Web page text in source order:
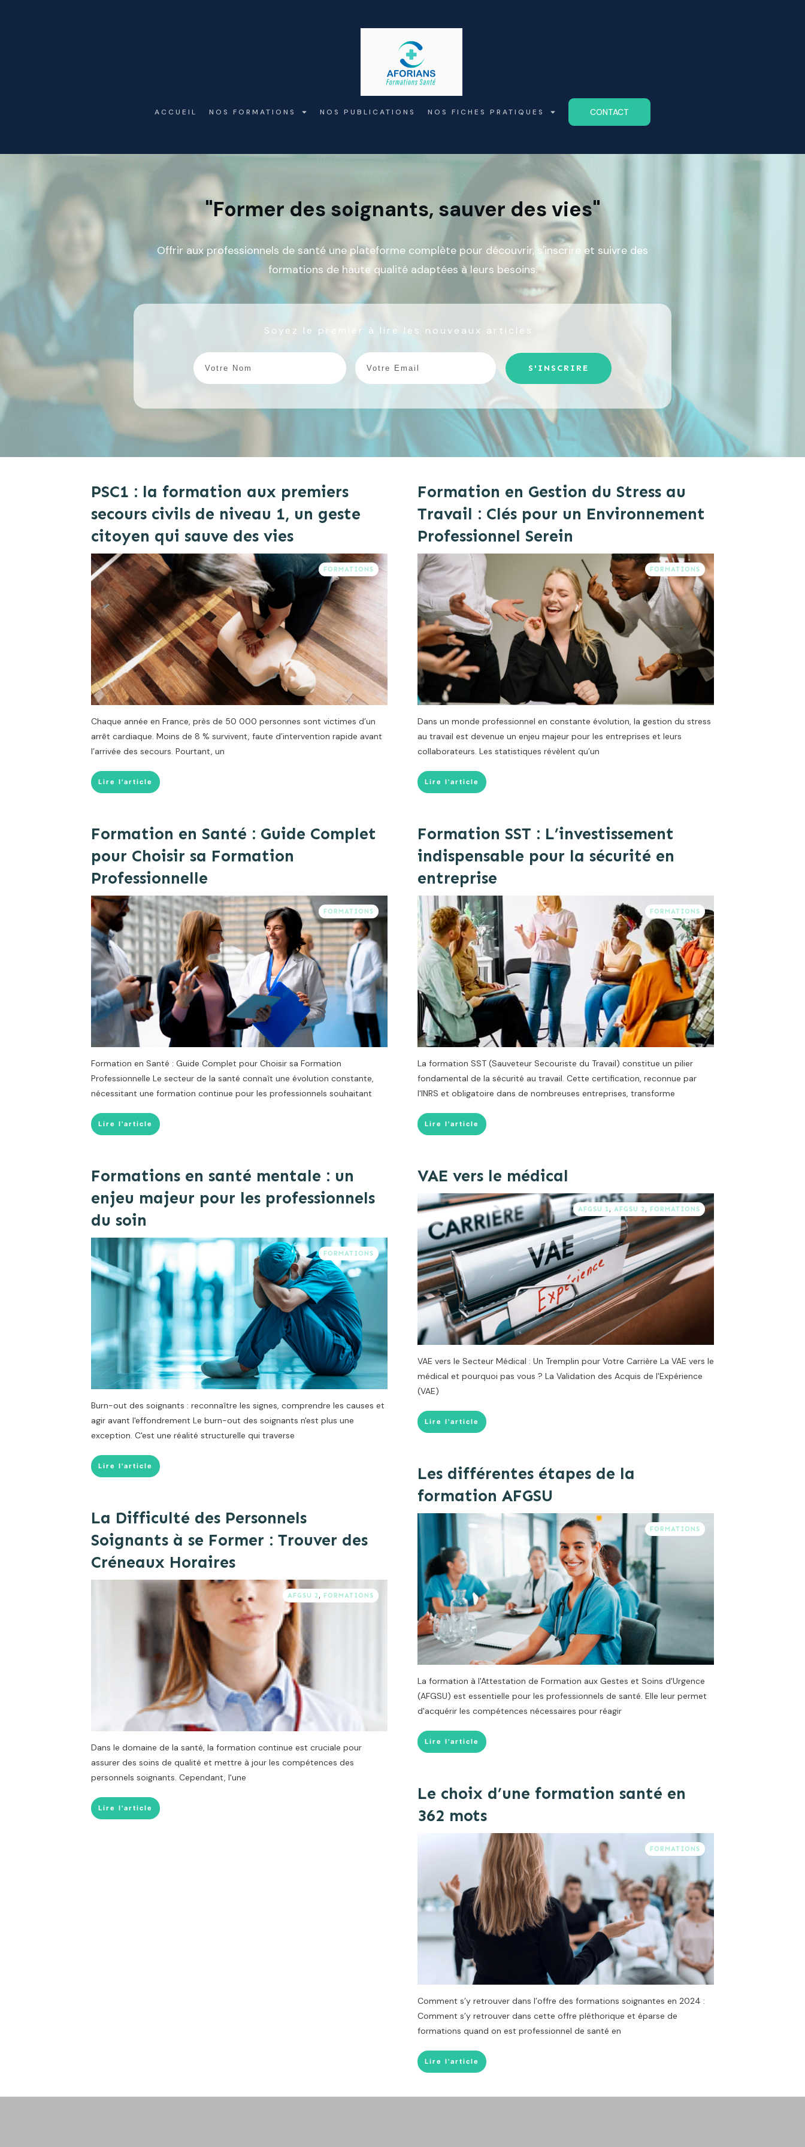
ACCUEIL NOS FORMATIONS NOS PUBLICATIONS NOS FICHES PRATIQUES CONTACT
"Former des soignants, sauver des vies"
Offrir aux professionnels de santé une plateforme complète pour découvrir, s'inscrire et suivre des
formations de haute qualité adaptées à leurs besoins.
Soyez le premier à lire les nouveaux articles :
S'INSCRIRE
PSC1 : la formation aux premiers
secours civils de niveau 1, un geste
citoyen qui sauve des vies
FORMATIONS
Chaque année en France, près de 50 000 personnes sont victimes d’un
arrêt cardiaque. Moins de 8 % survivent, faute d’intervention rapide avant
l’arrivée des secours. Pourtant, un
Lire l'article
Formation en Gestion du Stress au
Travail : Clés pour un Environnement
Professionnel Serein
FORMATIONS
Dans un monde professionnel en constante évolution, la gestion du stress
au travail est devenue un enjeu majeur pour les entreprises et leurs
collaborateurs. Les statistiques révèlent qu’un
Lire l'article
Formation en Santé : Guide Complet
pour Choisir sa Formation
Professionnelle
FORMATIONS
Formation en Santé : Guide Complet pour Choisir sa Formation
Professionnelle Le secteur de la santé connaît une évolution constante,
nécessitant une formation continue pour les professionnels souhaitant
Lire l'article
Formation SST : L’investissement
indispensable pour la sécurité en
entreprise
FORMATIONS
La formation SST (Sauveteur Secouriste du Travail) constitue un pilier
fondamental de la sécurité au travail. Cette certification, reconnue par
l'INRS et obligatoire dans de nombreuses entreprises, transforme
Lire l'article
Formations en santé mentale : un
enjeu majeur pour les professionnels
du soin
FORMATIONS
Burn-out des soignants : reconnaître les signes, comprendre les causes et
agir avant l'effondrement Le burn-out des soignants n'est plus une
exception. C'est une réalité structurelle qui traverse
Lire l'article
VAE vers le médical
AFGSU 1, AFGSU 2 , FORMATIONS
VAE vers le Secteur Médical : Un Tremplin pour Votre Carrière La VAE vers le
médical et pourquoi pas vous ? La Validation des Acquis de l'Expérience
(VAE)
Lire l'article
Les différentes étapes de la
formation AFGSU
FORMATIONS
La formation à l'Attestation de Formation aux Gestes et Soins d'Urgence
(AFGSU) est essentielle pour les professionnels de santé. Elle leur permet
d'acquérir les compétences nécessaires pour réagir
Lire l'article
La Difficulté des Personnels
Soignants à se Former : Trouver des
Créneaux Horaires
AFGSU 2 , FORMATIONS
Dans le domaine de la santé, la formation continue est cruciale pour
assurer des soins de qualité et mettre à jour les compétences des
personnels soignants. Cependant, l'une
Lire l'article
Le choix d’une formation santé en
362 mots
FORMATIONS
Comment s’y retrouver dans l’offre des formations soignantes en 2024 :
Comment s’y retrouver dans cette offre pléthorique et éparse de
formations quand on est professionnel de santé en
Lire l'article